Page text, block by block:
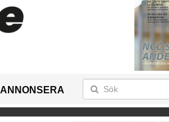
ANNONSERA